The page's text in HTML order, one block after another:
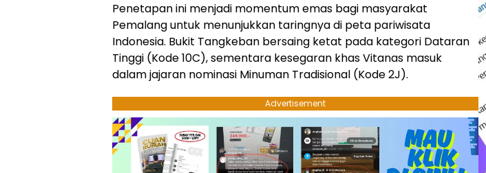
​Penetapan ini menjadi momentum emas bagi masyarakat
Pemalang untuk menunjukkan taringnya di peta pariwisata
Indonesia. Bukit Tangkeban bersaing ketat pada kategori Dataran
Tinggi (Kode 10C), sementara kesegaran khas Vitanas masuk
dalam jajaran nominasi Minuman Tradisional (Kode 2J).
Advertisement